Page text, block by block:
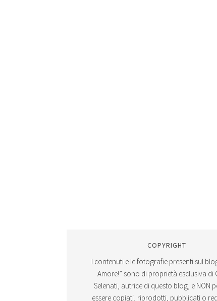
COPYRIGHT
I contenuti e le fotografie presenti sul
Amore!” sono di proprietà esclusiva di
Selenati, autrice di questo blog, e NON
essere copiati, riprodotti, pubblicati o